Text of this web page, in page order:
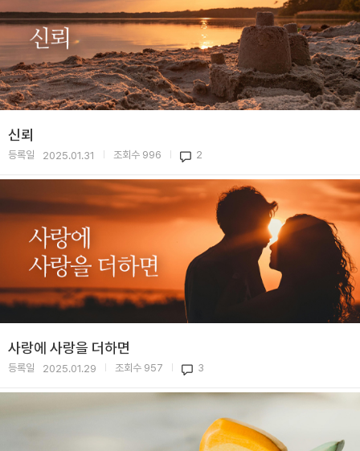
신뢰
등록일 2025.01.31 조회수 996 2
사랑에 사랑을 더하면
등록일 2025.01.29 조회수 957 3